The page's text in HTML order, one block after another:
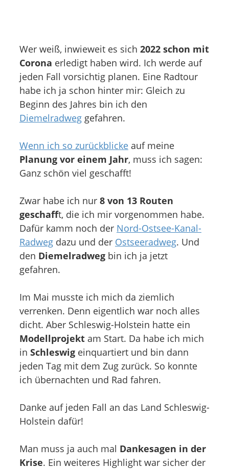
Wer weiß, inwieweit es sich 2022 schon mit
Corona erledigt haben wird. Ich werde auf
jeden Fall vorsichtig planen. Eine Radtour
habe ich ja schon hinter mir: Gleich zu
Beginn des Jahres bin ich den
Diemelradweg gefahren.
Wenn ich so zurückblicke auf meine
Planung vor einem Jahr, muss ich sagen:
Ganz schön viel geschafft!
Zwar habe ich nur 8 von 13 Routen
geschafft, die ich mir vorgenommen habe.
Dafür kamm noch der Nord-Ostsee-Kanal-
Radweg dazu und der Ostseeradweg. Und
den Diemelradweg bin ich ja jetzt
gefahren.
Im Mai musste ich mich da ziemlich
verrenken. Denn eigentlich war noch alles
dicht. Aber Schleswig-Holstein hatte ein
Modellprojekt am Start. Da habe ich mich
in Schleswig einquartiert und bin dann
jeden Tag mit dem Zug zurück. So konnte
ich übernachten und Rad fahren.
Danke auf jeden Fall an das Land Schleswig-
Holstein dafür!
Man muss ja auch mal Dankesagen in der
Krise. Ein weiteres Highlight war sicher der